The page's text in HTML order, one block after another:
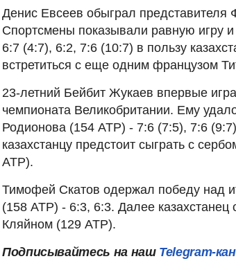
Денис Евсеев обыграл
Спортсмены показывали равную игру
6:7 (4:7), 6:2, 7:6 (10:7) в пользу
встретиться с еще одним французом
23-летний Бейбит Жукаев впервые
чемпионата Великобритании. Ему
Родионова (154 АТР) - 7:6 (7:5), 7:6
казахстанцу предстоит сыграть с
АТР).
Тимофей Скатов одержал победу над
(158 АТР) - 6:3, 6:3. Далее
Кляйном (129 АТР).
Подписывайтесь на наш Telegram-